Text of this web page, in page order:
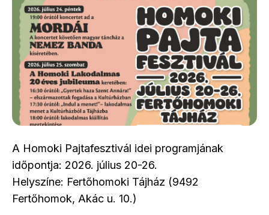
A Homoki Pajtafesztivál idei programjának
időpontja: 2026. július 20-26.
Helyszíne: Fertőhomoki Tájház (9492
Fertőhomok, Akác u. 10.)